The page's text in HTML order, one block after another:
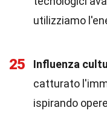
utilizziamo
25 Influenza
catturato
ispirando